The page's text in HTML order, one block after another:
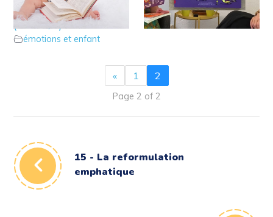
du cerveau de l’enfant
(Part 1/2)
émotions et enfant
Violène Riefolo
émotions et enfant
« 1 2
Page 2 of 2
15 - La reformulation
emphatique